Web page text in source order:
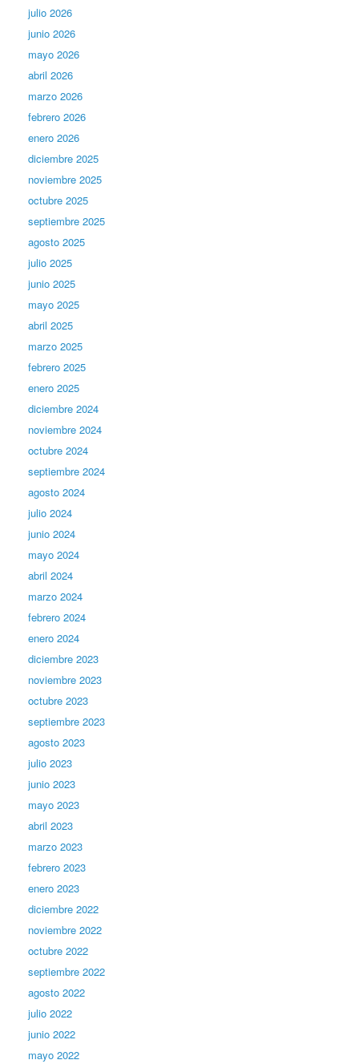
julio 2026
junio 2026
mayo 2026
abril 2026
marzo 2026
febrero 2026
enero 2026
diciembre 2025
noviembre 2025
octubre 2025
septiembre 2025
agosto 2025
julio 2025
junio 2025
mayo 2025
abril 2025
marzo 2025
febrero 2025
enero 2025
diciembre 2024
noviembre 2024
octubre 2024
septiembre 2024
agosto 2024
julio 2024
junio 2024
mayo 2024
abril 2024
marzo 2024
febrero 2024
enero 2024
diciembre 2023
noviembre 2023
octubre 2023
septiembre 2023
agosto 2023
julio 2023
junio 2023
mayo 2023
abril 2023
marzo 2023
febrero 2023
enero 2023
diciembre 2022
noviembre 2022
octubre 2022
septiembre 2022
agosto 2022
julio 2022
junio 2022
mayo 2022